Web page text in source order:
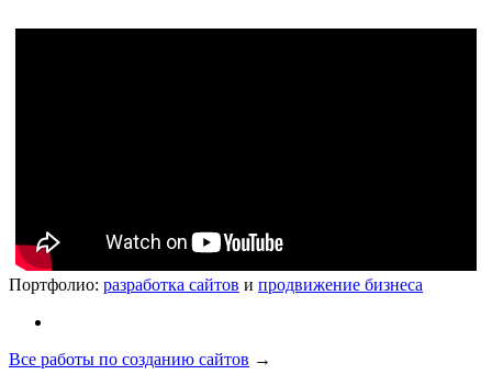
Портфолио: разработка сайтов и продвижение бизнеса
Все работы по созданию сайтов →